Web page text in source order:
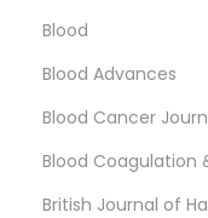
Blood
Blood Advances
Blood Cancer
Blood Coagulation
British Journal of